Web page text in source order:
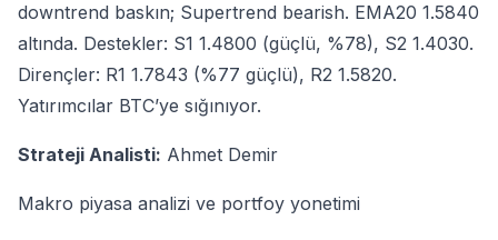
downtrend baskın; Supertrend bearish. EMA20 1.5840
altında. Destekler: S1 1.4800 (güçlü, %78), S2 1.4030.
Dirençler: R1 1.7843 (%77 güçlü), R2 1.5820.
Yatırımcılar BTC’ye sığınıyor.
Strateji Analisti: Ahmet Demir
Makro piyasa analizi ve portfoy yonetimi